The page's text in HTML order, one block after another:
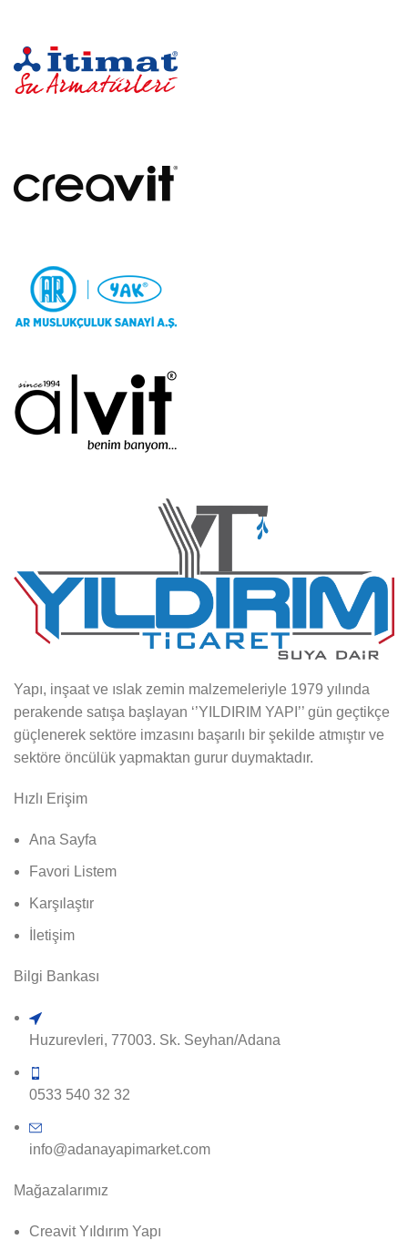
Yapı, inşaat ve ıslak zemin malzemeleriyle 1979 yılında
perakende satışa başlayan ‘’YILDIRIM YAPI’’ gün geçtikçe
güçlenerek sektöre imzasını başarılı bir şekilde atmıştır ve
sektöre öncülük yapmaktan gurur duymaktadır.
Hızlı Erişim
Ana Sayfa
Favori Listem
Karşılaştır
İletişim
Bilgi Bankası
Huzurevleri, 77003. Sk. Seyhan/Adana
0533 540 32 32
info@adanayapimarket.com
Mağazalarımız
Creavit Yıldırım Yapı